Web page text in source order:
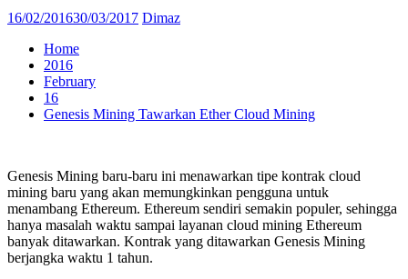
16/02/201630/03/2017 Dimaz
Home
2016
February
16
Genesis Mining Tawarkan Ether Cloud Mining
Genesis Mining baru-baru ini menawarkan tipe kontrak cloud
mining baru yang akan memungkinkan pengguna untuk
menambang Ethereum. Ethereum sendiri semakin populer, sehingga
hanya masalah waktu sampai layanan cloud mining Ethereum
banyak ditawarkan. Kontrak yang ditawarkan Genesis Mining
berjangka waktu 1 tahun.